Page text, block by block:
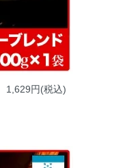
1,629円(税込)